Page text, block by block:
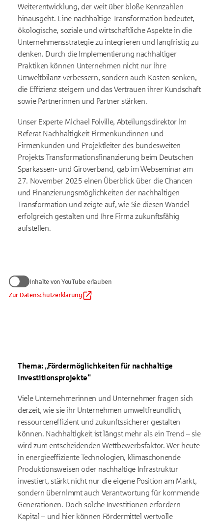
Weiterentwicklung, der weit über bloße Kennzahlen
hinausgeht. Eine nachhaltige Transformation bedeutet,
ökologische, soziale und wirtschaftliche Aspekte in die
Unternehmensstrategie zu integrieren und langfristig zu
denken. Durch die Implementierung nachhaltiger
Praktiken können Unternehmen nicht nur ihre
Umweltbilanz verbessern, sondern auch Kosten senken,
die Effizienz steigern und das Vertrauen ihrer Kundschaft
sowie Partnerinnen und Partner stärken.
Unser Experte Michael Folville, Abteilungsdirektor im
Referat Nachhaltigkeit Firmenkundinnen und
Firmenkunden und Projektleiter des bundesweiten
Projekts Transformationsfinanzierung beim Deutschen
Sparkassen- und Giroverband, gab im Webseminar am
27. November 2025 einen Überblick über die Chancen
und Finanzierungsmöglichkeiten der nachhaltigen
Transformation und zeigte auf, wie Sie diesen Wandel
erfolgreich gestalten und Ihre Firma zukunftsfähig
aufstellen.
Inhalte von YouTube erlauben
Zur Datenschutzerklärung
zum Anzeigen von YouTube-Videos
Daten werden nur an Google übermittelt, soweit dies für die
Einbindung von YouTube erforderlich ist. Informationen finden
Datenschutzerklärung.
Inhalte von YouTube erlauben
Thema: „Fördermöglichkeiten für nachhaltige
Investitionsprojekte"
Viele Unternehmerinnen und Unternehmer fragen sich
derzeit, wie sie ihr Unternehmen umweltfreundlich,
ressourceneffizient und zukunftssicherer gestalten
können. Nachhaltigkeit ist längst mehr als ein Trend – sie
wird zum entscheidenden Wettbewerbsfaktor. Wer heute
in energieeffiziente Technologien, klimaschonende
Produktionsweisen oder nachhaltige Infrastruktur
investiert, stärkt nicht nur die eigene Position am Markt,
sondern übernimmt auch Verantwortung für kommende
Generationen. Doch solche Investitionen erfordern
Kapital – und hier können Fördermittel wertvolle